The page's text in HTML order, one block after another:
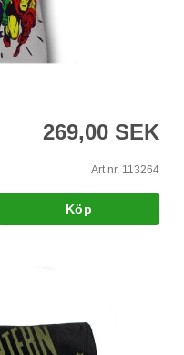
269,00 SEK
Art nr. 113264
Köp